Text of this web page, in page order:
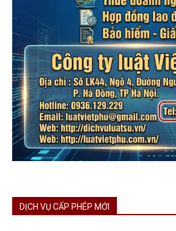
DỊCH VỤ CẤP PHÉP MỚI